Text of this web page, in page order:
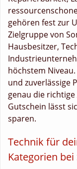
gehören fest zur
Zielgruppe von
Hausbesitzer,
höchstem
und zuverlässige
genau die
Gutschein lässt
sparen.
Technik für
Kategorien